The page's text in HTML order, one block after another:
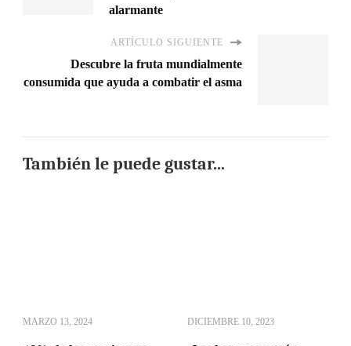
alarmante
ARTÍCULO SIGUIENTE
Descubre la fruta mundialmente
consumida que ayuda a combatir el asma
También le puede gustar...
MARZO 13, 2024 DICIEMBRE 10, 2023